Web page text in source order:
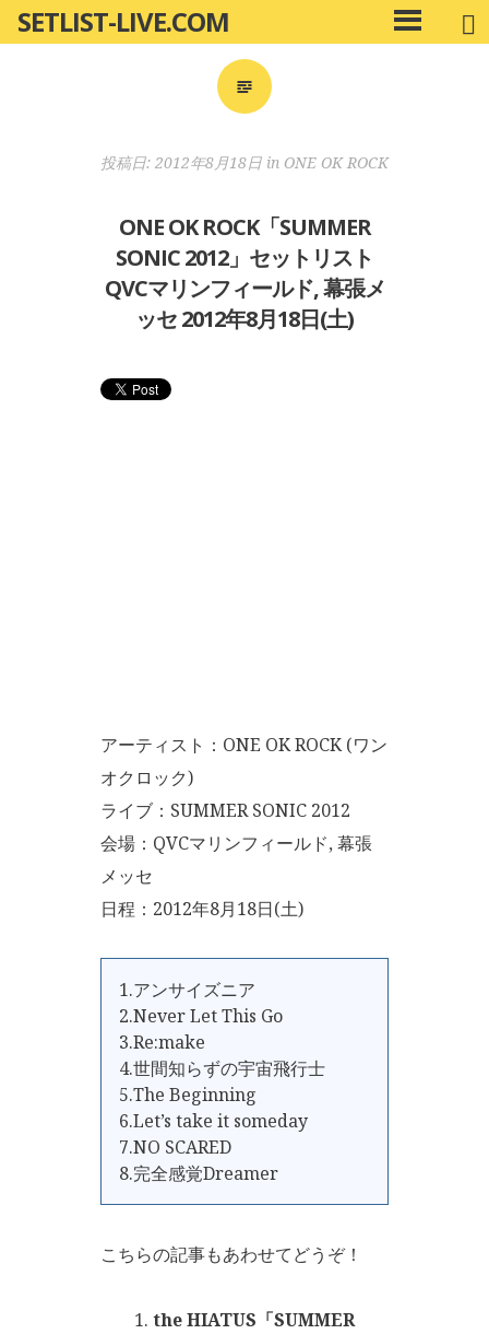
ン
SETLIST-LIVE.COM
メ
イ
投稿日: 2012年8月18日 in ONE OK ROCK
ONE OK ROCK「SUMMER
SONIC 2012」セットリスト
QVCマリンフィールド, 幕張メ
ッセ 2012年8月18日(土)
アーティスト：ONE OK ROCK (ワン
オクロック)
ライブ：SUMMER SONIC 2012
会場：QVCマリンフィールド, 幕張
メッセ
日程：2012年8月18日(土)
1.アンサイズニア
2.Never Let This Go
3.Re:make
4.世間知らずの宇宙飛行士
5.The Beginning
6.Let’s take it someday
7.NO SCARED
8.完全感覚Dreamer
こちらの記事もあわせてどうぞ！
the HIATUS「SUMMER